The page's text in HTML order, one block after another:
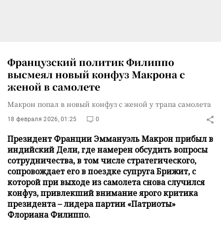
Французский политик Филиппо
высмеял новый конфуз Макрона с
женой в самолете
Макрон попал в новый конфуз с женой у трапа самолета
18 февраля 2026, 01:25 0
Президент Франции Эммануэль Макрон прибыл в
индийский Дели, где намерен обсудить вопросы
сотрудничества, в том числе стратегического,
сопровождает его в поездке супруга Брижит, с
которой при выходе из самолета снова случился
конфуз, привлекший внимание ярого критика
президента – лидера партии «Патриоты»
Флориана Филиппо.